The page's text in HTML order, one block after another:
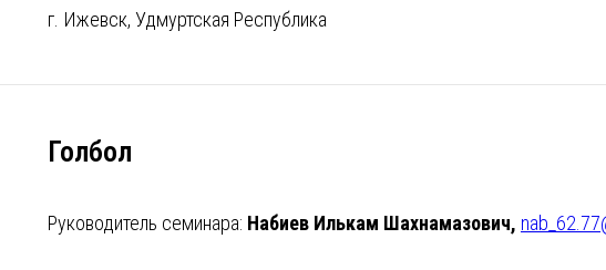
г. Ижевск, Удмуртская Республика
Голбол
Руководитель семинара: Набиев Илькам Шахнамазович,